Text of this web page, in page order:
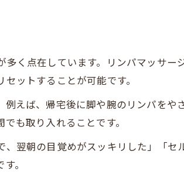
リラックスケアのすすめ
毎日をより健康的に
らす新しいセルフケア法
沿線健康法まとめ
健康維持の総まとめ
な体調改善方法とは
く点在しています。リンパマッサー
ットすることが可能です。
えば、帰宅後に脚や腕のリンパをや
も取り入れることです。
翌朝の目覚めがスッキリした」「セ
。
はこちら
はこちら